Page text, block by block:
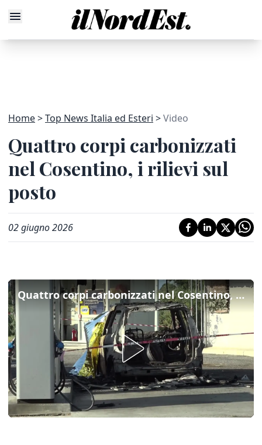
Home Top News Italia ed Esteri Video
Quattro corpi carbonizzati
nel Cosentino, i rilievi sul
posto
02 giugno 2026
Quattro corpi carbonizzati nel Cosentino, i rilievi sul posto